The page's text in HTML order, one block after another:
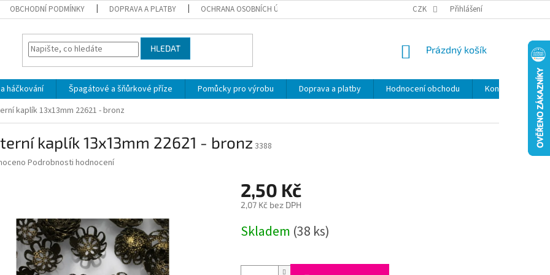
OBCHODNÍ PODMÍNKY DOPRAVA A PLATBY OCHRANA OSOBNÍCH ÚDAJŮ CZK Přihlášení
HLEDAT
NÁKUPNÍ
Prázdný košík
háčkování Špagátové a šňůrkové příze Pomůcky pro výrobu Doprava a platby Hodnocení obchodu Kontakty
kaplík 13x13mm 22621 - bronz
kaplík 13x13mm 22621 - bronz 3388
Podrobnosti hodnocení
2,50 Kč
2,07 Kč bez DPH
cena:
Skladem (38 ks)